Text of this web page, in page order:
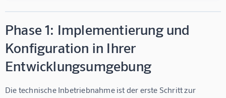
Phase 1: Implementierung und
Konfiguration in Ihrer
Entwicklungsumgebung
Die technische Inbetriebnahme ist der erste Schritt zur